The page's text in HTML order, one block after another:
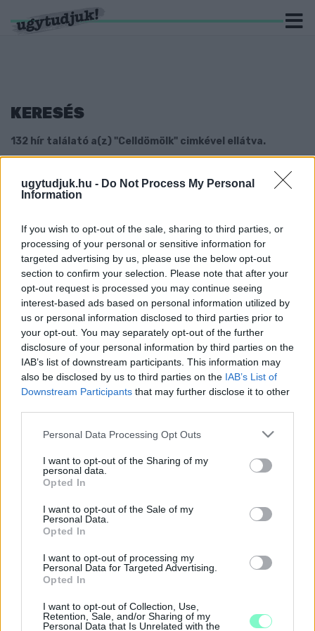
ugytudjuk.hu - Do Not Process My Personal
Information
If you wish to opt-out of the sale, sharing to third parties, or
processing of your personal or sensitive information for
targeted advertising by us, please use the below opt-out
section to confirm your selection. Please note that after your
opt-out request is processed you may continue seeing
interest-based ads based on personal information utilized by
us or personal information disclosed to third parties prior to
your opt-out. You may separately opt-out of the further
disclosure of your personal information by third parties on the
IAB’s list of downstream participants. This information may
also be disclosed by us to third parties on the IAB’s List of
Downstream Participants that may further disclose it to other
Please note that this website/app uses one or more Google
not limited to your visit or usage behaviour. You may click to
grant or deny consent to Google and its third-party tags to
use your data for below specified purposes in below Google
consent section.
Personal Data Processing Opt Outs
I want to opt-out of the Sharing of my
personal data.
Opted In
I want to opt-out of the Sale of my
Personal Data.
Opted In
I want to opt-out of processing my
Personal Data for Targeted Advertising.
Opted In
I want to opt-out of Collection, Use,
Retention, Sale, and/or Sharing of my
Personal Data that Is Unrelated with the
KERESÉS
132 hír találató a(z) "Celldömölk" cimkével ellátva.
ÁROKBA CSÚSZOTT EGY KAMION
CELLDÖMÖLKÖN
EGY CELLDÖMÖLKI SRÁC INDULHAT AZ
ÖTNAPOS, 330 KILOMÉTERES
KUTYASZÁNVERSENYEN
2018. december. 13. 14:46
Úgy, hogy még soha nem hajtott kutyaszánt.
FÁNAK CSAPÓDOTT EGY AUTÓ CELLDÖMÖLK
ÉS MERSEVÁT KÖZÖTT, TELJES AZ ÚTZÁR
2018. november. 19. 15:55
Az érintett útszakaszt teljes szélességében lezárták.
FELOLDOTTÁK A TELJES ÚTZÁRAT A
HALÁLOS BALESET HELYSZÍNÉN
Celldömölk mellett történt tragédia.
ROHANT, MAJD KIGYULLADT EGY AUTÓ
2018. november. 15. 16:28
SÉRÜLT GÁZCSONK MIATT RIASZTOTTÁK A
TŰZOLTÓKAT CELLDÖMÖLKÖN
2018. november. 09. 19:57
Hét embernek kellett ideiglenesen elhagynia otthonát.
2018. október. 24. 20:51
Lakhatatlanná vált az épület.